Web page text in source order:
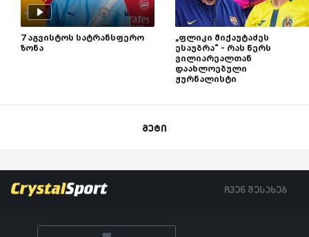
7 აგვისტოს სატრანსფერო
ზონა
„ფლიკი მიქაუტაძეს
ესაუბრა“ - რას წერს
ვილიარეალთან
დაახლოებული
ჟურნალისტი
მეტი
ჩვენ შესახებ